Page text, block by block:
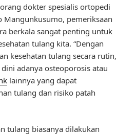
dokter spesialis ortopedi
Mangunkusumo, pemeriksaan
berkala sangat penting untuk
tulang kita. “Dengan
kesehatan tulang secara rutin,
adanya osteoporosis atau
lainnya yang dapat
tulang dan risiko patah
tulang biasanya dilakukan